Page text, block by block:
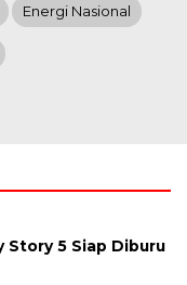
Energi Nasional
Story 5 Siap Diburu